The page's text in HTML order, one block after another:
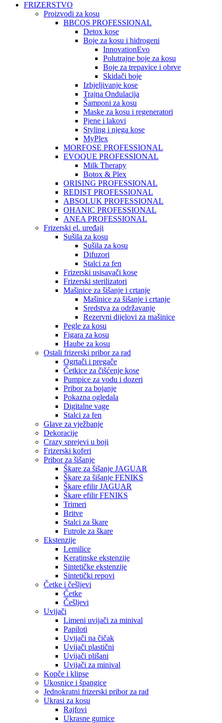
FRIZERSTVO
Proizvodi za kosu
BBCOS PROFESSIONAL
Detox kose
Boje za kosu i hidrogeni
InnovationEvo
Polutrajne boje za kosu
Boje za trepavice i obrve
Skidači boje
Izbjeljivanje kose
Trajna Ondulacija
Šamponi za kosu
Maske za kosu i regeneratori
Pjene i lakovi
Styling i njega kose
MyPlex
MORFOSE PROFESSIONAL
EVOQUE PROFESSIONAL
Milk Therapy
Botox & Plex
ORISING PROFESSIONAL
REDIST PROFESSIONAL
ABSOLUK PROFESSIONAL
OHANIC PROFESSIONAL
ANEA PROFESSIONAL
Frizerski el. uređaji
Sušila za kosu
Sušila za kosu
Difuzori
Stalci za fen
Frizerski usisavači kose
Frizerski sterilizatori
Mašinice za šišanje i crtanje
Mašinice za šišanje i crtanje
Sredstva za održavanje
Rezervni dijelovi za mašinice
Pegle za kosu
Figara za kosu
Haube za kosu
Ostali frizerski pribor za rad
Ogrtači i pregače
Četkice za čišćenje kose
Pumpice za vodu i dozeri
Pribor za bojanje
Pokazna ogledala
Digitalne vage
Stalci za fen
Glave za vježbanje
Dekoracije
Crazy sprejevi u boji
Frizerski koferi
Pribor za šišanje
Škare za šišanje JAGUAR
Škare za šišanje FENIKS
Škare efilir JAGUAR
Škare efilir FENIKS
Trimeri
Britve
Stalci za škare
Futrole za škare
Ekstenzije
Lemilice
Keratinske ekstenzije
Sintetičke ekstenzije
Sintetički repovi
Četke i češljevi
Četke
Češljevi
Uvijači
Limeni uvijači za minival
Papiloti
Uvijači na čičak
Uvijači plastični
Uvijači plišani
Uvijači za minival
Kopče i klipse
Ukosnice i špangice
Jednokratni frizerski pribor za rad
Ukrasi za kosu
Rajfovi
Ukrasne gumice